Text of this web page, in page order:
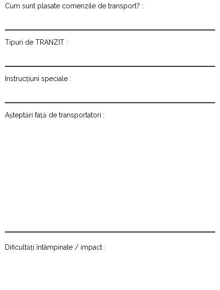
Cum sunt plasate comenzile de transport? :
Tipuri de TRANZIT :
Instrucțiuni speciale :
Așteptări față de transportatori :
Dificultăți întâmpinate / impact :